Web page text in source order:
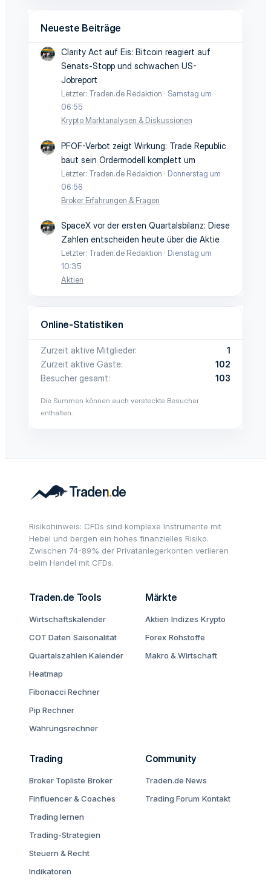
Neueste Beiträge
Clarity Act auf Eis: Bitcoin reagiert auf
Senats-Stopp und schwachen US-
Jobreport
Letzter: Traden.de Redaktion
Samstag um
06:55
Krypto Marktanalysen & Diskussionen
PFOF-Verbot zeigt Wirkung: Trade Republic
baut sein Ordermodell komplett um
Letzter: Traden.de Redaktion
Donnerstag um
06:56
Broker Erfahrungen & Fragen
SpaceX vor der ersten Quartalsbilanz: Diese
Zahlen entscheiden heute über die Aktie
Letzter: Traden.de Redaktion
Dienstag um
10:35
Aktien
Online-Statistiken
Zurzeit aktive Mitglieder
1
Zurzeit aktive Gäste
102
Besucher gesamt
103
Die Summen können auch versteckte Besucher
enthalten.
Risikohinweis: CFDs sind komplexe Instrumente mit
Hebel und bergen ein hohes finanzielles Risiko.
Zwischen 74-89% der Privatanlegerkonten verlieren
beim Handel mit CFDs.
Traden.de Tools
Wirtschaftskalender
COT Daten Saisonalität
Quartalszahlen Kalender
Heatmap
Fibonacci Rechner
Pip Rechner
Währungsrechner
Märkte
Aktien Indizes Krypto
Forex Rohstoffe
Makro & Wirtschaft
Trading
Broker Topliste Broker
Finfluencer & Coaches
Trading lernen
Trading-Strategien
Steuern & Recht
Indikatoren
Community
Traden.de News
Trading Forum Kontakt